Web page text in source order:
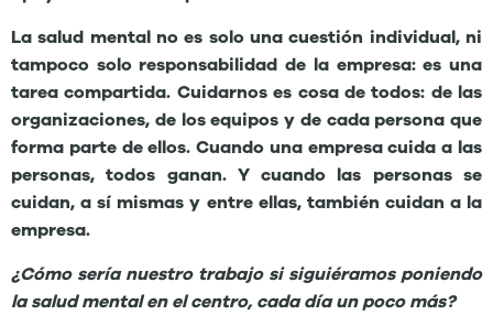
La salud mental no es solo una cuestión individual, ni
tampoco solo responsabilidad de la empresa: es una
tarea compartida. Cuidarnos es cosa de todos: de las
organizaciones, de los equipos y de cada persona que
forma parte de ellos. Cuando una empresa cuida a las
personas, todos ganan. Y cuando las personas se
cuidan, a sí mismas y entre ellas, también cuidan a la
empresa.
¿Cómo sería nuestro trabajo si siguiéramos poniendo
la salud mental en el centro, cada día un poco más?